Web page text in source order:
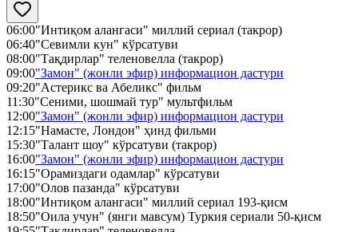
06:00"Интиқом алангаси" миллий сериал (такрор)
06:40"Севимли кун" кўрсатуви
08:00"Тақдирлар" теленовелла (такрор)
09:00"Замон" (жонли эфир) информацион дастури
09:20"Астерикс ва Абеликс" фильм
11:30"Сеними, шошмай тур" мультфильм
12:00"Замон" (жонли эфир) информацион дастури
12:15"Намасте, Лондон" ҳинд фильми
15:30"Талант шоу" кўрсатуви (такрор)
16:00"Замон" (жонли эфир) информацион дастури
16:15"Орамиздаги одамлар" кўрсатуви
17:00"Олов пазанда" кўрсатуви
18:00"Интиқом алангаси" миллий сериал 193-қисм
18:50"Оила учун" (янги мавсум) Туркия сериали 50-қисм